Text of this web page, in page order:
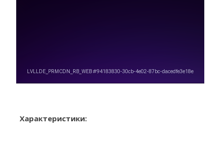
Характеристики: